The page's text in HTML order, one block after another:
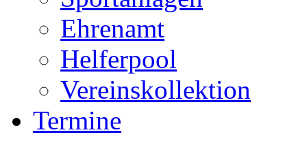
Ehrenamt
Helferpool
Vereinskollektion
Termine